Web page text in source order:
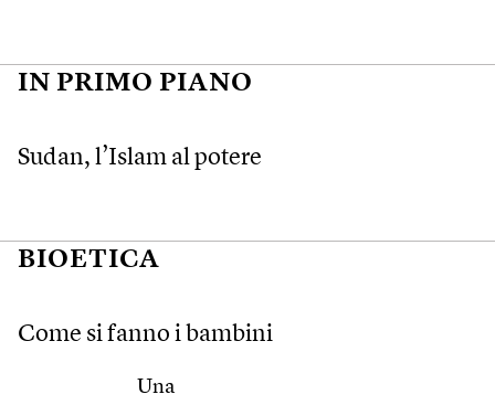
IN PRIMO PIANO
Sudan, l’Islam al potere
BIOETICA
Come si fanno i bambini
Una